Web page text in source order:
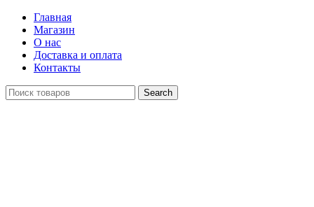
Главная
Магазин
О нас
Доставка и оплата
Контакты
Search